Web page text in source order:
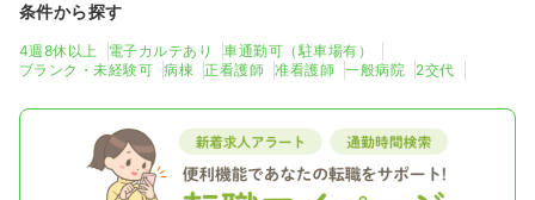
条件から探す
4週8休以上 電子カルテあり
車通勤可（駐車場有）
ブランク・未経験可
病棟 正看護師 准看護師 一般病院 2交代